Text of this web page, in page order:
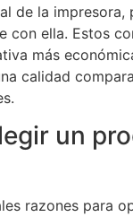
de la impresora,
con ella. Estos
más
calidad
un
razones para